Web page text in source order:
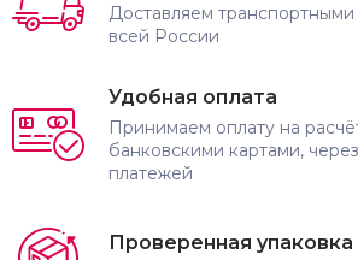
Доставляем
всей России
Удобная оплата
Принимаем оплату на
банковскими картами,
платежей
Проверенная упаковка